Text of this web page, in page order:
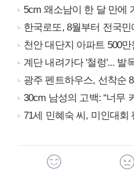
5cm 왜소남이 한 달 만에
한국로또, 8월부터 전국
천안 대단지 아파트 500
계단 내려가다 '철렁'... 발
광주 펜트하우스, 선착순
30cm 남성의 고백: “너무
71세 민혜숙 씨, 미인대회